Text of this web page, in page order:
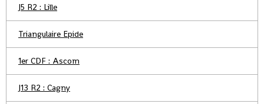
J5 R2 : Lille
Triangulaire Epide
1er CDF : Ascom
J13 R2 : Cagny